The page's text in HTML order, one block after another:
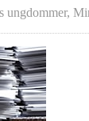
ungdommer,